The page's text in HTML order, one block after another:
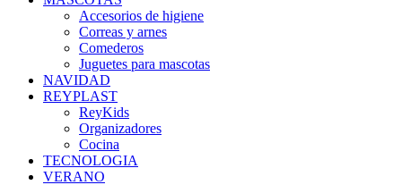
Accesorios de higiene
Correas y arnes
Comederos
Juguetes para mascotas
NAVIDAD
REYPLAST
ReyKids
Organizadores
Cocina
TECNOLOGIA
VERANO